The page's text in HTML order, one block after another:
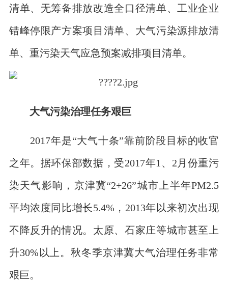
清单、无筹备排放改造全口径清单、工业企业
错峰停限产方案项目清单、大气污染源排放清
单、重污染天气应急预案减排项目清单。
大气污染治理任务艰巨
2017年是“大气十条”靠前阶段目标的收官
之年。据环保部数据，受2017年1、2月份重污
染天气影响，京津冀“2+26”城市上半年PM2.5
平均浓度同比增长5.4%，2013年以来初次出现
不降反升的情况。太原、石家庄等城市甚至上
升30%以上。秋冬季京津冀大气治理任务非常
艰巨。